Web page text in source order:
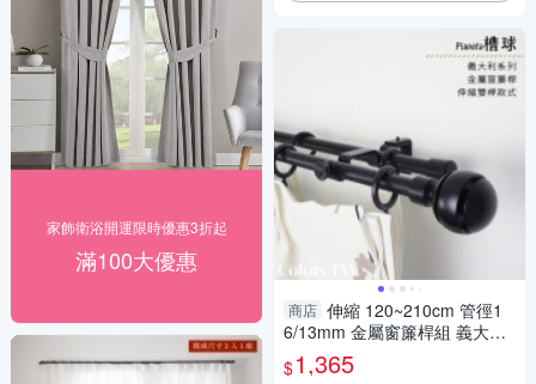
家飾衛浴開運限時優惠3折起
滿100大優惠
商店 伸縮 120~210cm 管徑1
6/13mm 金屬窗簾桿組 義大利
系列 雙桿 槽球 台灣製 Colors t
w 室內裝潢
$1,365